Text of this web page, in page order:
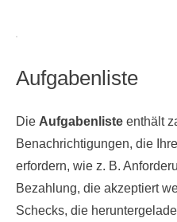
Aufgabenliste
Die Aufgabenliste enthält
Benachrichtigungen, die
erfordern, wie z. B.
Bezahlung, die akzeptiert
Schecks, die